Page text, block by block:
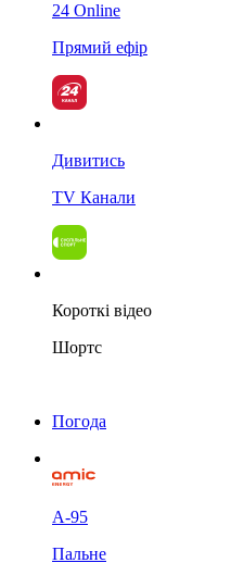
24 Online
Прямий ефір
Дивитись
TV Канали
Короткі відео
Шортс
Погода
А-95
Пальне